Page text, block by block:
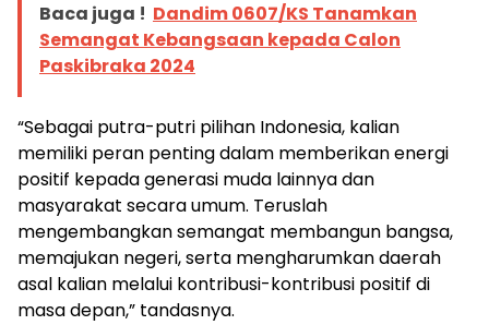
Baca juga ! Dandim 0607/KS Tanamkan
Semangat Kebangsaan kepada Calon
Paskibraka 2024
“Sebagai putra-putri pilihan Indonesia, kalian
memiliki peran penting dalam memberikan energi
positif kepada generasi muda lainnya dan
masyarakat secara umum. Teruslah
mengembangkan semangat membangun bangsa,
memajukan negeri, serta mengharumkan daerah
asal kalian melalui kontribusi-kontribusi positif di
masa depan,” tandasnya.